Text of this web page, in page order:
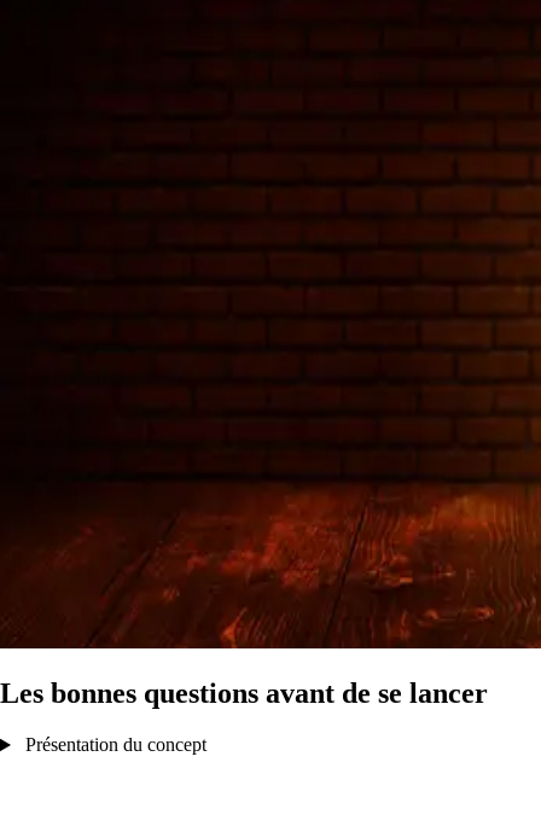
Les bonnes questions avant de se lancer
Présentation du concept